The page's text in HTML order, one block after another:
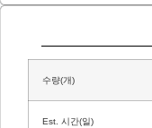
수량(개)
Est. 시간(일)